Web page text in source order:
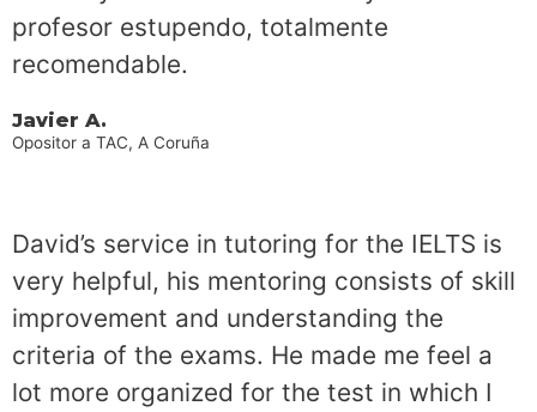
profesor estupendo, totalmente
recomendable.
Javier A.
Opositor a TAC, A Coruña
David’s service in tutoring for the IELTS is
very helpful, his mentoring consists of skill
improvement and understanding the
criteria of the exams. He made me feel a
lot more organized for the test in which I